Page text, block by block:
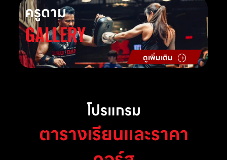
ครูดาม
GALLERY
ดูเพิ่มเติม
โปรแกรม
ตารางเรียนและราคา